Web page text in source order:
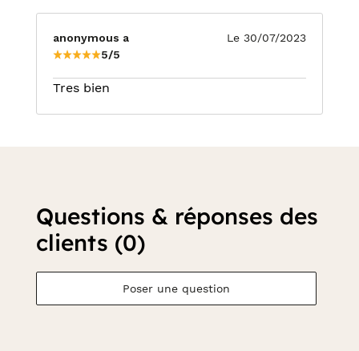
anonymous a
5/5
Le 30/07/2023
Tres bien
Questions & réponses des
clients (0)
Poser une question